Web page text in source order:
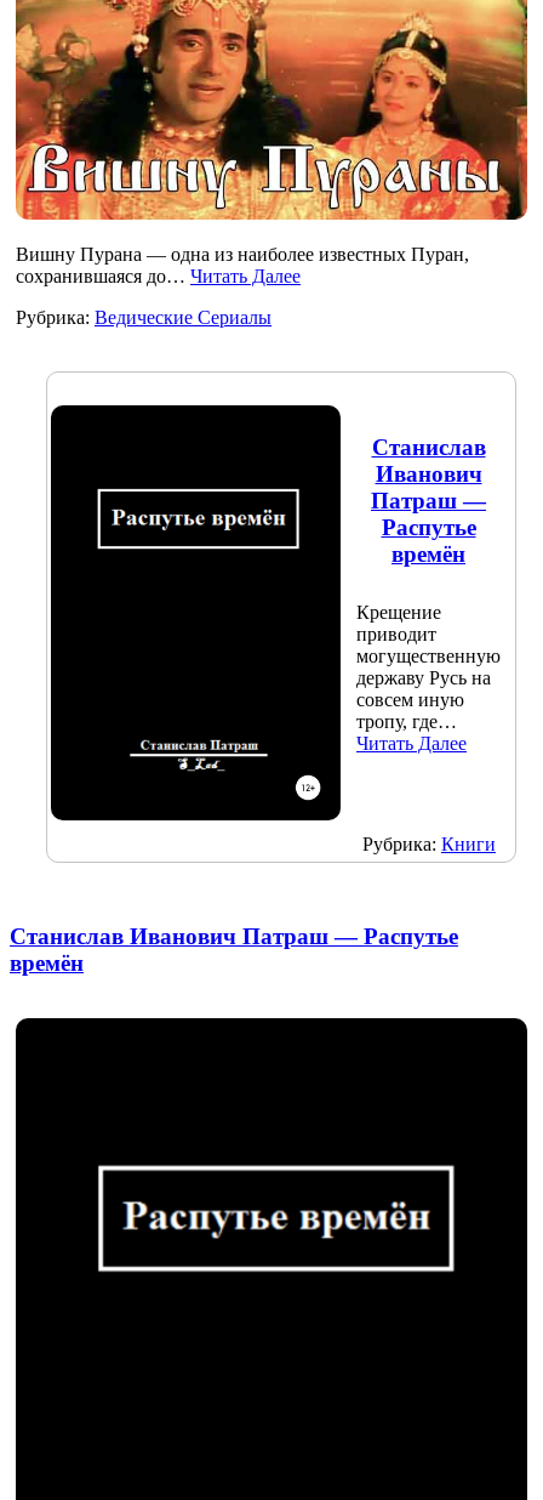
Вишну Пурана — одна из наиболее известных Пуран,
сохранившаяся до… Читать Далее
Рубрика: Ведические Сериалы
Станислав
Иванович
Патраш —
Распутье
времён
Крещение
приводит
могущественную
державу Русь на
совсем иную
тропу, где…
Читать Далее
Рубрика: Книги
Станислав Иванович Патраш — Распутье
времён